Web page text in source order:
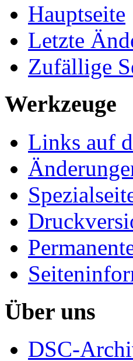
Hauptseite
Letzte
Zufällige
Werkzeuge
Links auf
Über uns
DSC-